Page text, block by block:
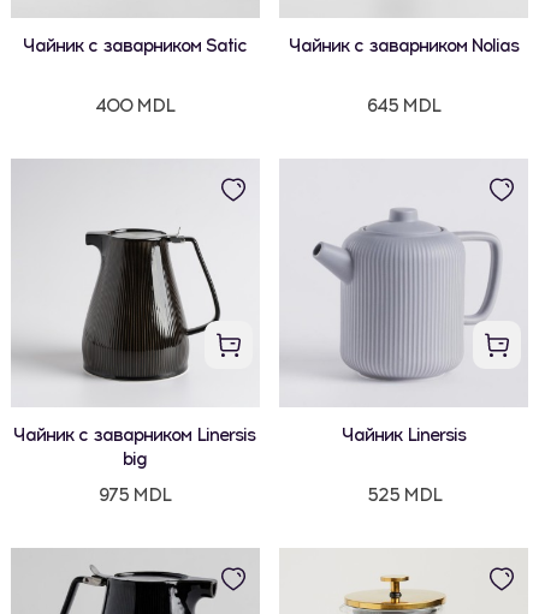
Чайник с заварником Satic
400 MDL
Чайник с заварником Nolias
645 MDL
Чайник с заварником Linersis
big
975 MDL
Чайник Linersis
525 MDL